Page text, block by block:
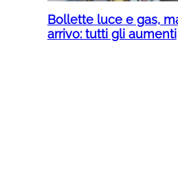
Bollette luce e gas,
arrivo: tutti gli aumenti